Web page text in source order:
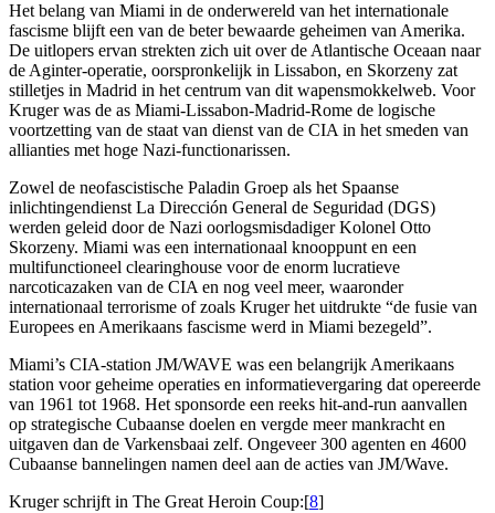
Het belang van Miami in de onderwereld van het internationale
fascisme blijft een van de beter bewaarde geheimen van Amerika.
De uitlopers ervan strekten zich uit over de Atlantische Oceaan naar
de Aginter-operatie, oorspronkelijk in Lissabon, en Skorzeny zat
stilletjes in Madrid in het centrum van dit wapensmokkelweb. Voor
Kruger was de as Miami-Lissabon-Madrid-Rome de logische
voortzetting van de staat van dienst van de CIA in het smeden van
allianties met hoge Nazi-functionarissen.
Zowel de neofascistische Paladin Groep als het Spaanse
inlichtingendienst La Dirección General de Seguridad (DGS)
werden geleid door de Nazi oorlogsmisdadiger Kolonel Otto
Skorzeny. Miami was een internationaal knooppunt en een
multifunctioneel clearinghouse voor de enorm lucratieve
narcoticazaken van de CIA en nog veel meer, waaronder
internationaal terrorisme of zoals Kruger het uitdrukte “de fusie van
Europees en Amerikaans fascisme werd in Miami bezegeld”.
Miami’s CIA-station JM/WAVE was een belangrijk Amerikaans
station voor geheime operaties en informatievergaring dat opereerde
van 1961 tot 1968. Het sponsorde een reeks hit-and-run aanvallen
op strategische Cubaanse doelen en vergde meer mankracht en
uitgaven dan de Varkensbaai zelf. Ongeveer 300 agenten en 4600
Cubaanse bannelingen namen deel aan de acties van JM/Wave.
Kruger schrijft in The Great Heroin Coup:[8]